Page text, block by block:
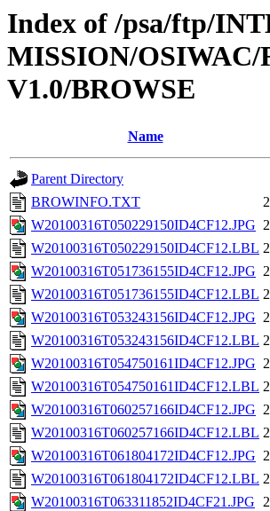
Index of /psa/ftp/
MISSION/
V1.0/BROWSE
Name
Parent Directory
BROWINFO.TXT
W20100316T050229150ID4CF12.JPG
W20100316T050229150ID4CF12.LBL
W20100316T051736155ID4CF12.JPG
W20100316T051736155ID4CF12.LBL
W20100316T053243156ID4CF12.JPG
W20100316T053243156ID4CF12.LBL
W20100316T054750161ID4CF12.JPG
W20100316T054750161ID4CF12.LBL
W20100316T060257166ID4CF12.JPG
W20100316T060257166ID4CF12.LBL
W20100316T061804172ID4CF12.JPG
W20100316T061804172ID4CF12.LBL
W20100316T063311852ID4CF21.JPG